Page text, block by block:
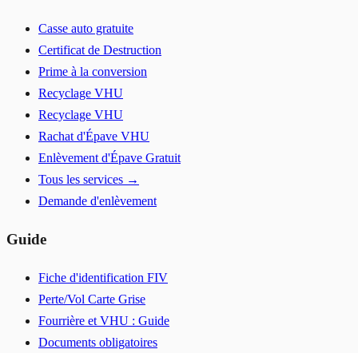
Casse auto gratuite
Certificat de Destruction
Prime à la conversion
Recyclage VHU
Recyclage VHU
Rachat d'Épave VHU
Enlèvement d'Épave Gratuit
Tous les services →
Demande d'enlèvement
Guide
Fiche d'identification FIV
Perte/Vol Carte Grise
Fourrière et VHU : Guide
Documents obligatoires